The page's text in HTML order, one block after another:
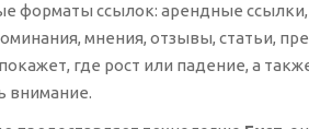
форматы ссылок: арендные
мнения, отзывы, статьи,
где рост или падение, а
внимание.